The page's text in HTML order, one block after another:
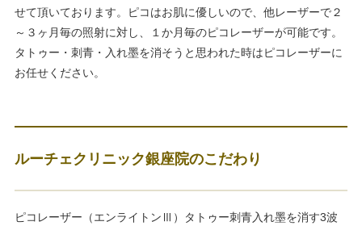
せて頂いております。ピコはお肌に優しいので、他レーザーで２
～３ヶ月毎の照射に対し、１か月毎のピコレーザーが可能です。
タトゥー・刺青・入れ墨を消そうと思われた時はピコレーザーに
お任せください。
ルーチェクリニック銀座院のこだわり
ピコレーザー（エンライトンⅢ）タトゥー刺青入れ墨を消す3波